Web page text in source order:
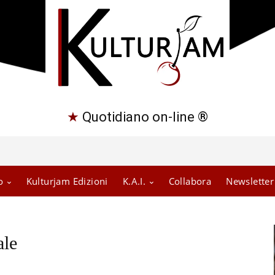
★ Quotidiano on-line ®
Kulturjam Edizioni K.A.I. Collabora Newsletter